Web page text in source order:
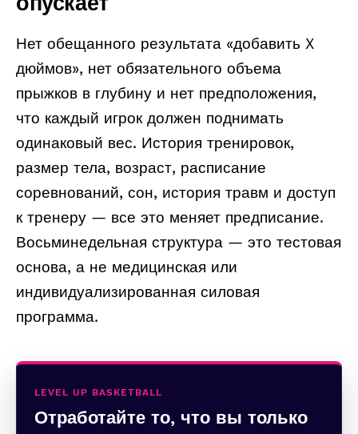
Нет обещанного результата «добавить X
дюймов», нет обязательного объема
прыжков в глубину и нет предположения,
что каждый игрок должен поднимать
одинаковый вес. История тренировок,
размер тела, возраст, расписание
соревнований, сон, история травм и доступ
к тренеру — все это меняет предписание.
Восьминедельная структура — это тестовая
основа, а не медицинская или
индивидуализированная силовая
программа.
LEVEL UP BASKETBALL
Отработайте то, что вы только